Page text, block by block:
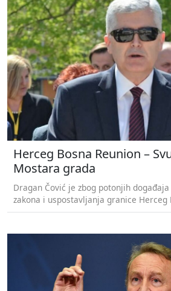
Herceg Bosna Reunion –
Mostara grada
Dragan Čović je zbog potonjih
zakona i uspostavljanja granice Herceg